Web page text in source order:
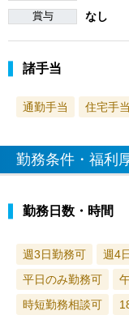
賞与 なし
諸手当
通勤手当 住宅手当
勤務条件・福利
勤務日数・時間
週3日勤務可 週4
平日のみ勤務可
時短勤務相談可